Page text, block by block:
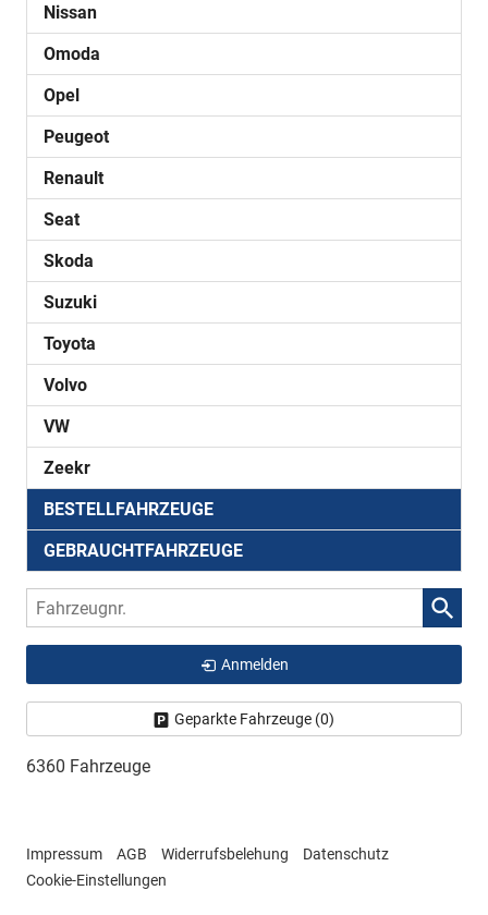
Nissan
Omoda
Opel
Peugeot
Renault
Seat
Skoda
Suzuki
Toyota
Volvo
VW
Zeekr
BESTELLFAHRZEUGE
GEBRAUCHTFAHRZEUGE
Fahrzeugnr.
Anmelden
Geparkte Fahrzeuge (0)
6360 Fahrzeuge
Impressum AGB Widerrufsbelehung
Datenschutz
Cookie-Einstellungen